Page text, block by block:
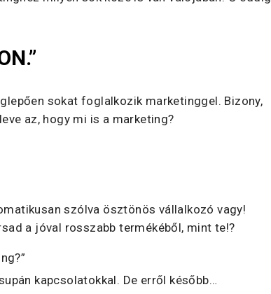
sokat foglalkozik marketinggel. Bizony,
az, hogy mi is a marketing?
szólva ösztönös vállalkozó vagy!
a jóval rosszabb termékéből, mint te!?
kapcsolatokkal. De erről később…